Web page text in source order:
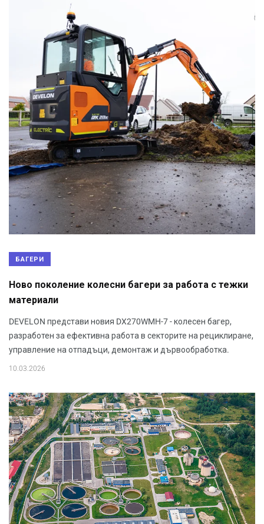
БАГЕРИ
Ново поколение колесни багери за работа с тежки
материали
DEVELON представи новия DX270WMH-7 - колесен багер,
разработен за ефективна работа в секторите на рециклиране,
управление на отпадъци, демонтаж и дървообработка.
10.03.2026